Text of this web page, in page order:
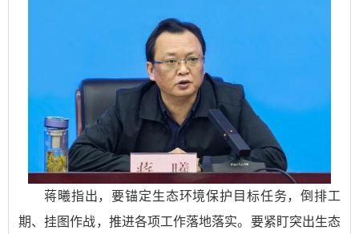
蒋曦指出，要锚定生态环境保护目标任务，倒排工
期、挂图作战，推进各项工作落地落实。要紧盯突出生态